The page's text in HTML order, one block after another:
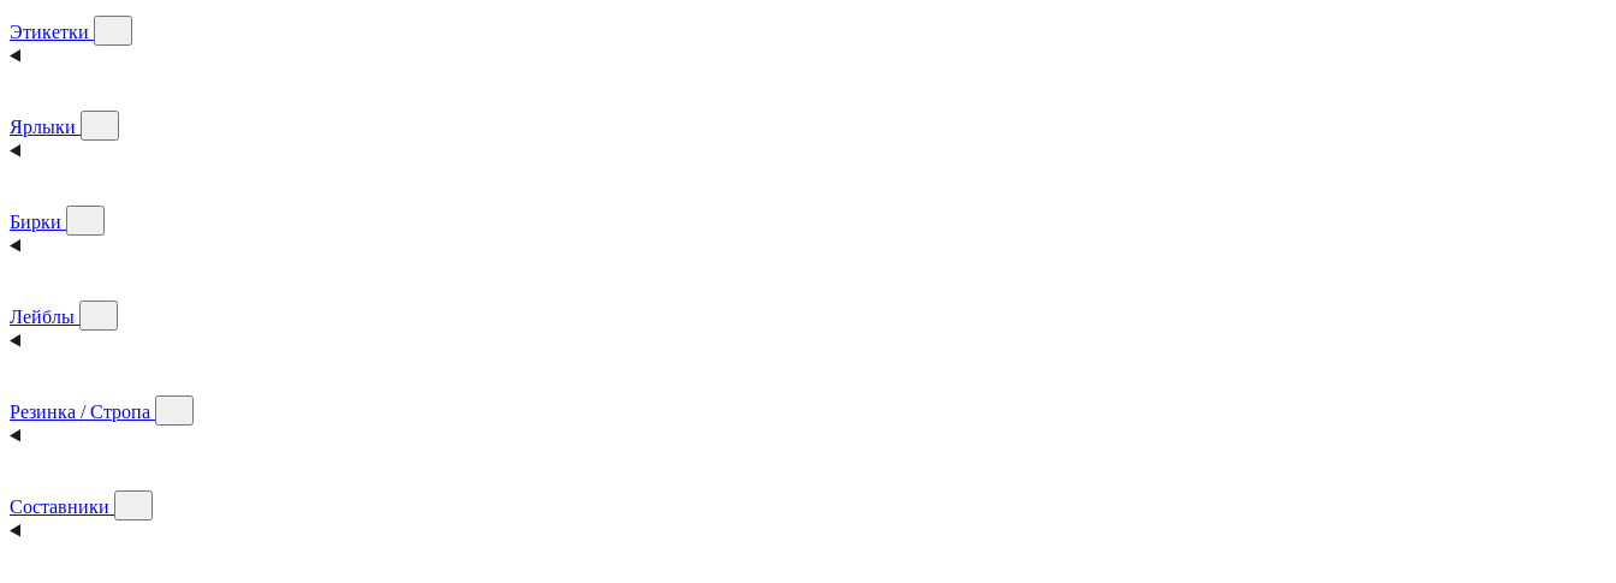
Этикетки
Ярлыки
Бирки
Лейблы
Резинка / Стропа
Составники